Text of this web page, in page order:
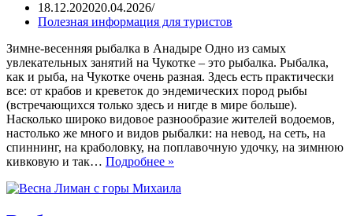
18.12.202020.04.2026
Полезная информация для туристов
Зимне-весенняя рыбалка в Анадыре Одно из самых
увлекательных занятий на Чукотке – это рыбалка. Рыбалка,
как и рыба, на Чукотке очень разная. Здесь есть практически
все: от крабов и креветок до эндемических пород рыбы
(встречающихся только здесь и нигде в мире больше).
Насколько широко видовое разнообразие жителей водоемов,
настолько же много и видов рыбалки: на невод, на сеть, на
спиннинг, на краболовку, на поплавочную удочку, на зимнюю
кивковую и так… Подробнее »